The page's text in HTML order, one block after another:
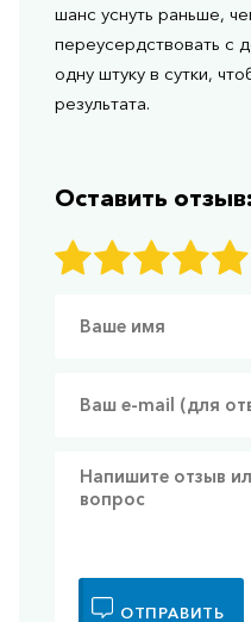
шанс уснуть раньше,
переусердствовать с
одну штуку в сутки,
результата.
Оставить отзыв:
ОТПРАВИТЬ